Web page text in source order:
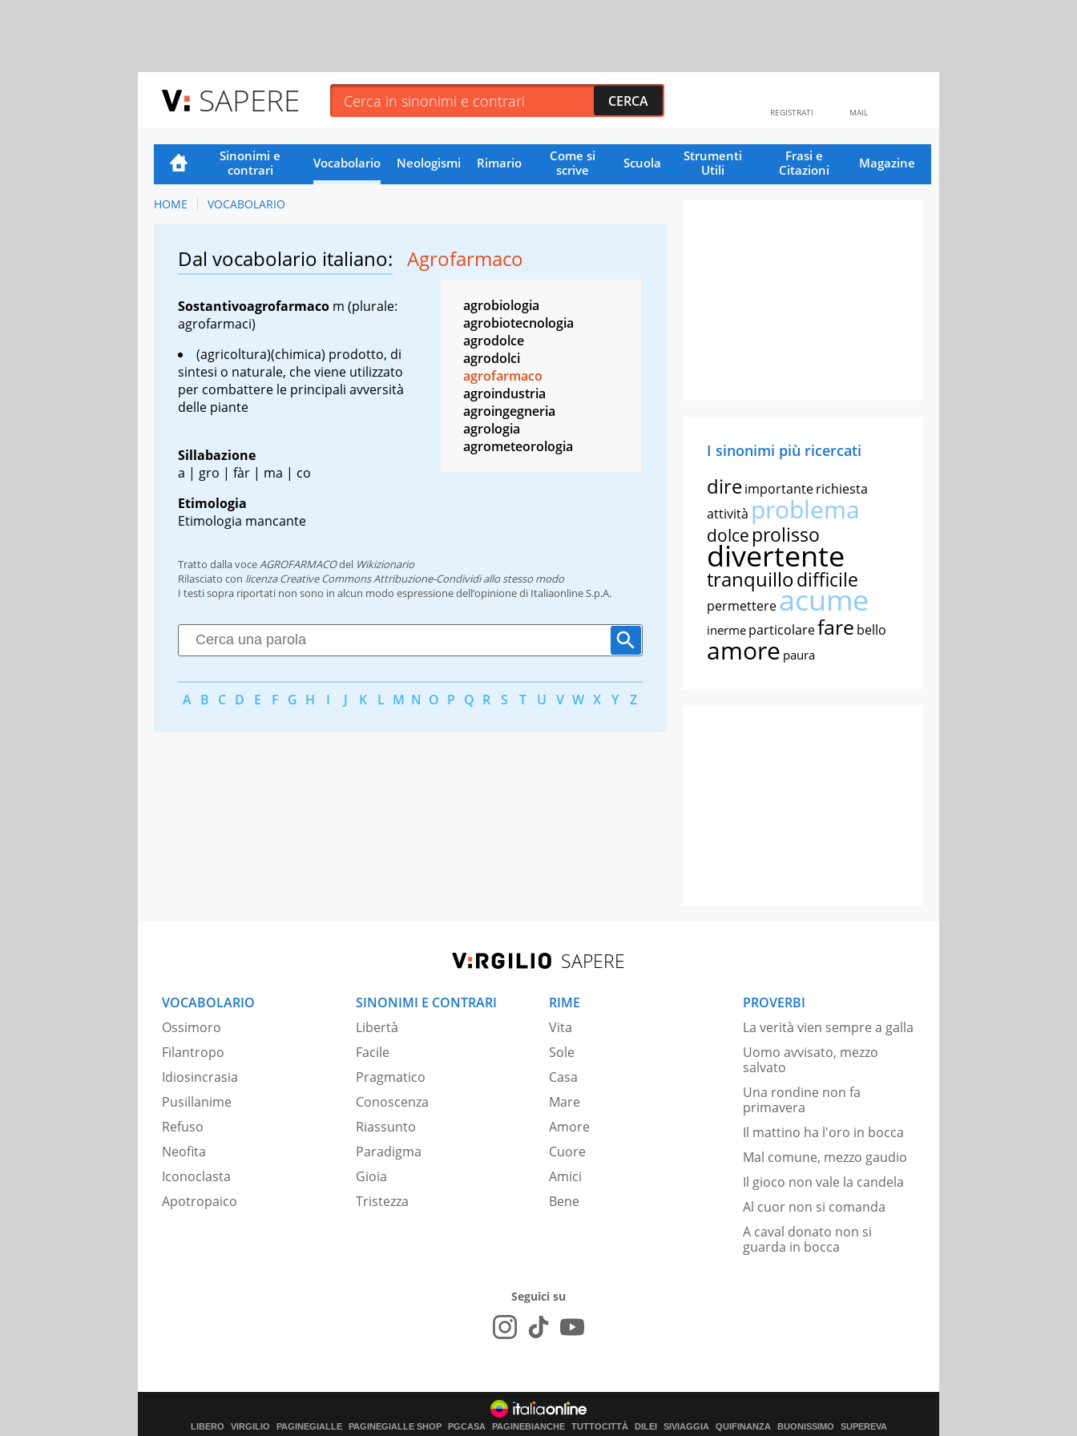
SAPERE MAIL
REGISTRATI
Sinonimi e
contrari
Vocabolario Neologismi Rimario
Come si
scrive
Scuola
Strumenti
Utili
Frasi e
Citazioni
Magazine
HOME VOCABOLARIO
Dal vocabolario italiano: Agrofarmaco
Sostantivoagrofarmaco m (plurale:
agrofarmaci)
(agricoltura)(chimica) prodotto, di
sintesi o naturale, che viene utilizzato
per combattere le principali avversità
delle piante
Sillabazione
a | gro | fàr | ma | co
Etimologia
Etimologia mancante
agrobiologia
agrobiotecnologia
agrodolce
agrodolci
agrofarmaco
agroindustria
agroingegneria
agrologia
agrometeorologia
Tratto dalla voce AGROFARMACOdel Wikizionario
Rilasciato con licenza Creative Commons Attribuzione-Condividi allo stesso modo
I testi sopra riportati non sono in alcun modo espressione dell’opinione di Italiaonline S.p.A.
A B C D E F G H I J K L M N O P Q R S T U V W X Y Z
I sinonimi più ricercati
direimportanterichiesta
attività problema
dolce prolisso
divertente
tranquillodifficile
permettereacume
inerme particolarefare bello
amore paura
SAPERE
VOCABOLARIO
Ossimoro
Filantropo
Idiosincrasia
Pusillanime
Refuso
Neofita
Iconoclasta
Apotropaico
SINONIMI E CONTRARI
Libertà
Facile
Pragmatico
Conoscenza
Riassunto
Paradigma
Gioia
Tristezza
RIME
Vita
Sole
Casa
Mare
Amore
Cuore
Amici
Bene
PROVERBI
La verità vien sempre a galla
Uomo avvisato, mezzo
salvato
Una rondine non fa
primavera
Il mattino ha l'oro in bocca
Mal comune, mezzo gaudio
Il gioco non vale la candela
Al cuor non si comanda
A caval donato non si
guarda in bocca
Seguici su
LIBERO VIRGILIO PAGINEGIALLE PAGINEGIALLE SHOP PGCASA PAGINEBIANCHE TUTTOCITTÀ DILEI SIVIAGGIA QUIFINANZA BUONISSIMO SUPEREVA